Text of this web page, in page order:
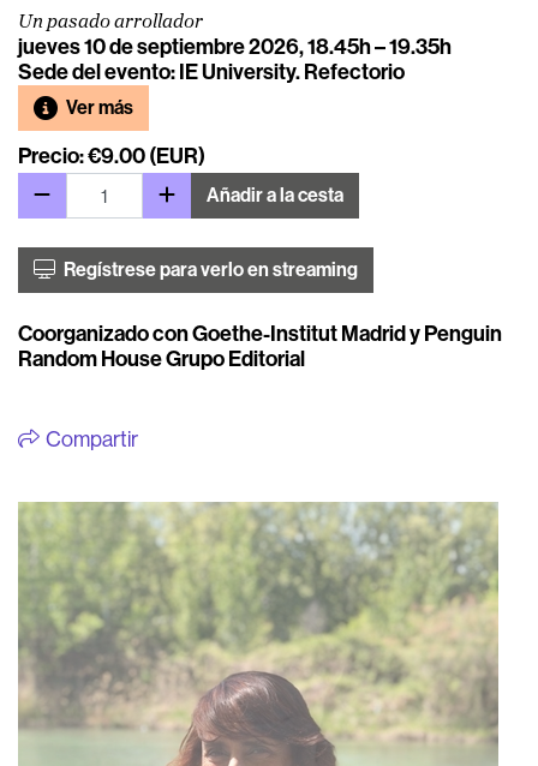
Un pasado arrollador
jueves 10 de septiembre 2026, 18.45h – 19.35h
Sede del evento: IE University. Refectorio
Ver más
Precio: €9.00 (EUR)
Añadir a la cesta
Regístrese para verlo en streaming
Coorganizado con Goethe-Institut Madrid y Penguin
Random House Grupo Editorial
Compartir